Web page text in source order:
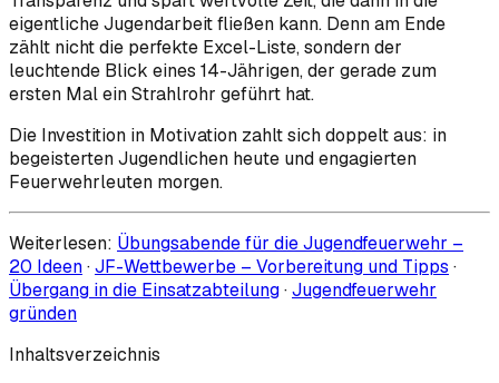
eigentliche Jugendarbeit fließen kann. Denn am Ende
zählt nicht die perfekte Excel-Liste, sondern der
leuchtende Blick eines 14-Jährigen, der gerade zum
ersten Mal ein Strahlrohr geführt hat.
Die Investition in Motivation zahlt sich doppelt aus: in
begeisterten Jugendlichen heute und engagierten
Feuerwehrleuten morgen.
Weiterlesen: Übungsabende für die Jugendfeuerwehr –
20 Ideen·JF-Wettbewerbe – Vorbereitung und Tipps ·
Übergang in die Einsatzabteilung·Jugendfeuerwehr
gründen
Inhaltsverzeichnis